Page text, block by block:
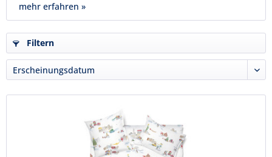
mehr erfahren »
Filtern